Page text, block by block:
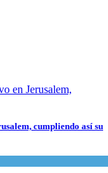
cumpliendo así su